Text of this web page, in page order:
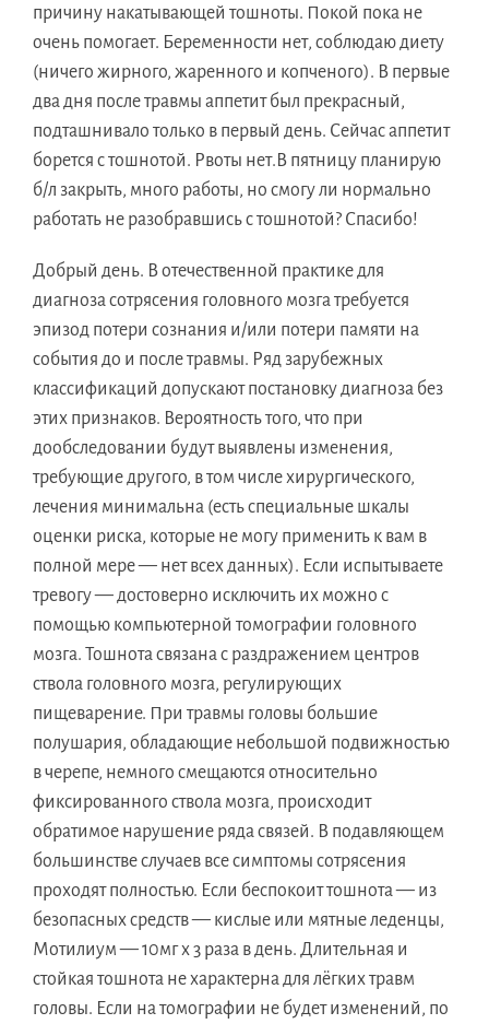
причину накатывающей тошноты. Покой пока не
очень помогает. Беременности нет, соблюдаю диету
(ничего жирного, жаренного и копченого). В первые
два дня после травмы аппетит был прекрасный,
подташнивало только в первый день. Сейчас аппетит
борется с тошнотой. Рвоты нет.В пятницу планирую
б/л закрыть, много работы, но смогу ли нормально
работать не разобравшись с тошнотой? Спасибо!
Добрый день. В отечественной практике для
диагноза сотрясения головного мозга требуется
эпизод потери сознания и/или потери памяти на
события до и после травмы. Ряд зарубежных
классификаций допускают постановку диагноза без
этих признаков. Вероятность того, что при
дообследовании будут выявлены изменения,
требующие другого, в том числе хирургического,
лечения минимальна (есть специальные шкалы
оценки риска, которые не могу применить к вам в
полной мере — нет всех данных). Если испытываете
тревогу — достоверно исключить их можно с
помощью компьютерной томографии головного
мозга. Тошнота связана с раздражением центров
ствола головного мозга, регулирующих
пищеварение. При травмы головы большие
полушария, обладающие небольшой подвижностью
в черепе, немного смещаются относительно
фиксированного ствола мозга, происходит
обратимое нарушение ряда связей. В подавляющем
большинстве случаев все симптомы сотрясения
проходят полностью. Если беспокоит тошнота — из
безопасных средств — кислые или мятные леденцы,
Мотилиум — 10мг х 3 раза в день. Длительная и
стойкая тошнота не характерна для лёгких травм
головы. Если на томографии не будет изменений, по